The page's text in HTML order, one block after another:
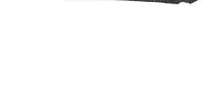
ΑΝΔΡΙΚΑ ΤΣΑΝΤΑΚΙΑ ΜΕΣΗΣ